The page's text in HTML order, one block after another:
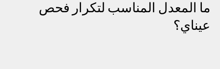
ما المعدل المناسب لتكرار فحص
عيناي؟